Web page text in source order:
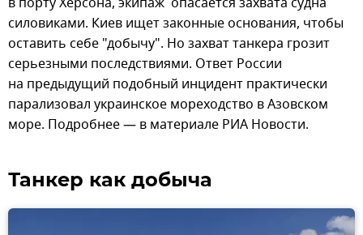
силовиками. Киев ищет законные основания, чтобы
оставить себе "добычу". Но захват танкера грозит
серьезными последствиями. Ответ России
на предыдущий подобный инцидент практически
парализовал украинское мореходство в Азовском
море. Подробнее — в материале РИА Новости.
Танкер как добыча